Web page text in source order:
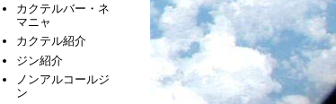
カクテルバー・ネ
マニャ
カクテル紹介
ジン紹介
ノンアルコールジ
ン